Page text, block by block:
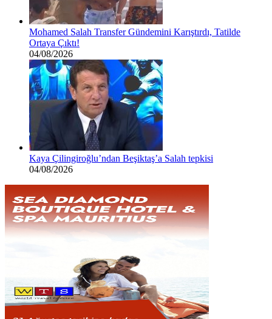
Mohamed Salah Transfer Gündemini Karıştırdı, Tatilde
Ortaya Çıktı!
04/08/2026
Kaya Çilingiroğlu’ndan Beşiktaş’a Salah tepkisi
04/08/2026